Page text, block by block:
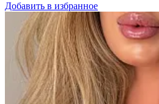
Добавить в избранное